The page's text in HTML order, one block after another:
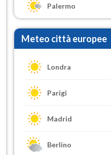
Palermo
Meteo città europee
Londra
Parigi
Madrid
Berlino